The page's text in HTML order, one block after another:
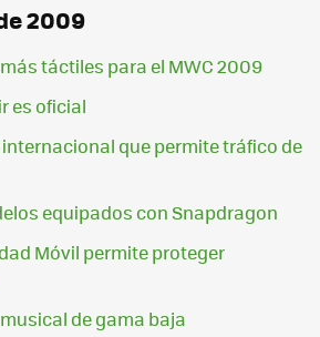
2009
táctiles para el MWC 2009
es oficial
internacional que permite tráfico de
equipados con Snapdragon
Móvil permite proteger
de gama baja